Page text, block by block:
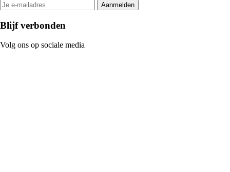
Aanmelden
Blijf verbonden
Volg ons op sociale media